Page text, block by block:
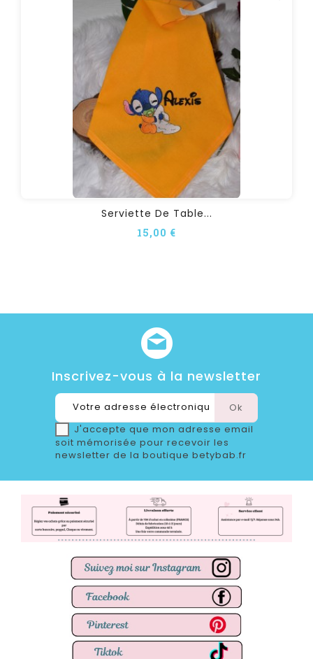
Serviette De Table...
15,00 €
Inscrivez-vous à la newsletter
J'accepte que mon adresse email
soit mémorisée pour recevoir les
newsletter de la boutique betybab.fr